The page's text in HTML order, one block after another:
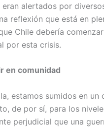
alertados por
reflexión que está en
Chile debería
por esta crisis.
en comunidad
estamos sumidos en
de por sí, para los
perjudicial que una